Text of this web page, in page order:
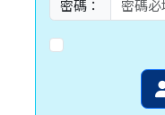
密碼：